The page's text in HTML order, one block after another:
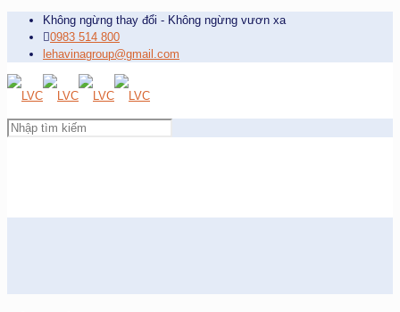
Không ngừng thay đổi - Không ngừng vươn xa
0983 514 800
lehavinagroup@gmail.com